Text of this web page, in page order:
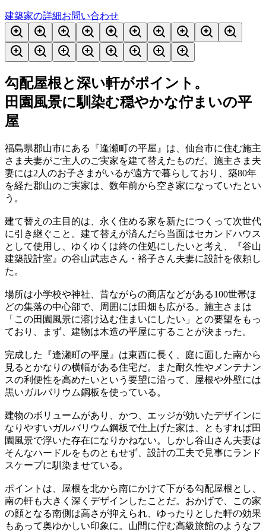
建築家の詳細お問い合わせ
勾配屋根と深い軒がポイント。
田園風景に馴染む穏やかな佇まいの平
屋
福島県郡山市にある『逢瀬町の平屋』は、仙台市に住む施主
さま夫妻がご主人のご実家を建て替えたものだ。施主さま夫
妻には2人のお子さまがいるが遠方で暮らしており、築80年
を経た郡山のご実家は、数年前から空き家になっていたとい
う。
建て替えの主目的は、永く住める家を新たにつくって次世代
に引き継ぐこと。建て替えが済んだら当面はセカンドハウス
として使用し、ゆくゆくは終の住処にしたいと考え、『谷山
建築設計室』の谷山武志さん・裕子さん夫妻に設計を依頼し
た。
場所は小学校や神社、昔ながらの商店などがある100世帯ほ
どの集落の中心部で、周囲には田畑も広がる。施主さまは
「この田園風景に溶け込む住まいにしたい」との要望をもっ
ており、まず、建物は木造の平屋にすることが決まった。
完成した『逢瀬町の平屋』は東西に長く、庭に面した南から
見るとかなりの横幅がある住宅だ。また耐久性やメンテナン
スの利便性を高めたいという要望に沿って、屋根や外壁には
黒いガルバリウム鋼板を使っている。
建物のボリュームがあり、かつ、エッジが効いたデザインに
なりやすいガルバリウム鋼板で仕上げた家は、ともすれば田
園風景で浮いた存在になりかねない。しかし谷山さん夫妻は
そんなハードルをものともせず、設計の工夫で見事にランド
スケープに馴染ませている。
ポイントは、屋根を北から南にかけて下がる勾配屋根とし、
南の軒も大きく深くデザインしたことだ。おかげで、この家
の顔となる南側は高さが抑えられ、ゆったりとした軒の効果
もあって奥ゆかしい印象に。山間に佇む高級旅館のようなフ